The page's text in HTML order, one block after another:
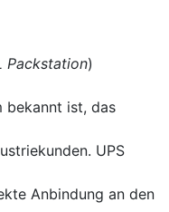
Packstation)
bekannt ist, das
UPS
Anbindung an den